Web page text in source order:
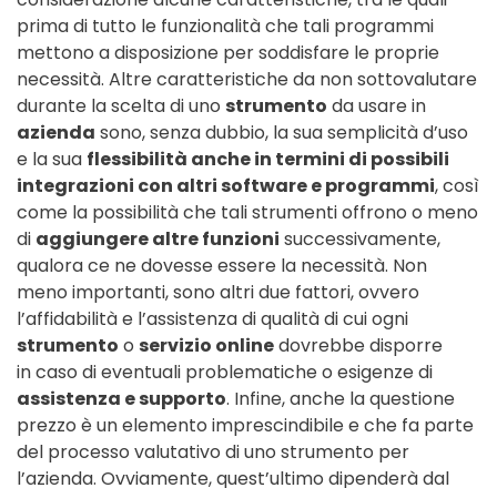
prima di tutto le funzionalità che tali programmi
mettono a disposizione per soddisfare le proprie
necessità. Altre caratteristiche da non sottovalutare
durante la scelta di uno strumento da usare in
azienda sono, senza dubbio, la sua semplicità d’uso
e la sua flessibilità anche in termini di possibili
integrazioni con altri software e programmi, così
come la possibilità che tali strumenti offrono o meno
di aggiungere altre funzioni successivamente,
qualora ce ne dovesse essere la necessità. Non
meno importanti, sono altri due fattori, ovvero
l’affidabilità e l’assistenza di qualità di cui ogni
strumento o servizio onlinedovrebbe disporre
in caso di eventuali problematiche o esigenze di
assistenza e supporto. Infine, anche la questione
prezzo è un elemento imprescindibile e che fa parte
del processo valutativo di uno strumento per
l’azienda. Ovviamente, quest’ultimo dipenderà dal